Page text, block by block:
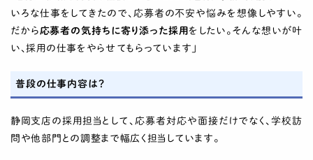
いろな仕事をしてきたので、応募者の不安や悩みを想像しやすい。
だから応募者の気持ちに寄り添った採用をしたい。そんな想いが叶
い、採用の仕事をやらせてもらっています」
普段の仕事内容は？
静岡支店の採用担当として、応募者対応や面接だけでなく、学校訪
問や他部門との調整まで幅広く担当しています。